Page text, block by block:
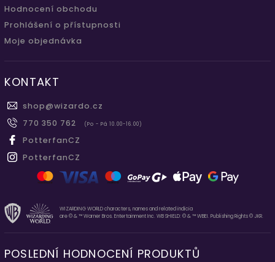
Hodnocení obchodu
Prohlášení o přístupnosti
Moje objednávka
KONTAKT
shop@wizardo.cz
770 350 762
(Po - Pá 10.00-16.00)
PotterfanCZ
PotterfanCZ
WIZARDING WORLD characters, names and related indicia
are © & ™ Warner Bros. Entertainment Inc. WB SHIELD: © & ™ WBEI. Publishing Rights © JKR.
POSLEDNÍ HODNOCENÍ PRODUKTŮ